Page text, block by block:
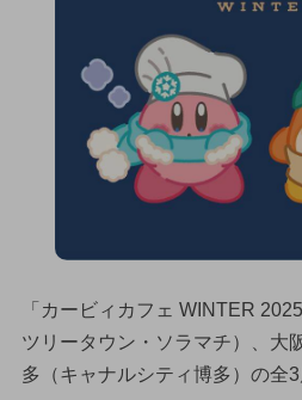
「カービィカフェ WINTER
ツリータウン・ソラマチ）、大
多（キャナルシティ博多）の全3